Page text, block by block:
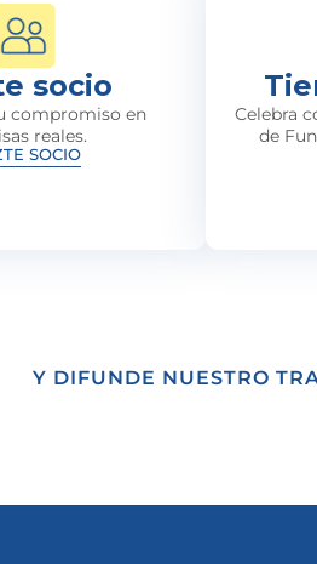
socio
compromiso en
reales.
SOCIO
Celebra
de
Y DIFUNDE NUESTRO